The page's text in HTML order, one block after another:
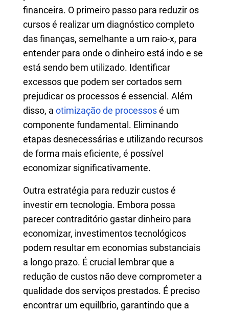
financeira. O primeiro passo para reduzir os
cursos é realizar um diagnóstico completo
das finanças, semelhante a um raio-x, para
entender para onde o dinheiro está indo e se
está sendo bem utilizado. Identificar
excessos que podem ser cortados sem
prejudicar os processos é essencial. Além
disso, a otimização de processosé um
componente fundamental. Eliminando
etapas desnecessárias e utilizando recursos
de forma mais eficiente, é possível
economizar significativamente.
Outra estratégia para reduzir custos é
investir em tecnologia. Embora possa
parecer contraditório gastar dinheiro para
economizar, investimentos tecnológicos
podem resultar em economias substanciais
a longo prazo. É crucial lembrar que a
redução de custos não deve comprometer a
qualidade dos serviços prestados. É preciso
encontrar um equilíbrio, garantindo que a